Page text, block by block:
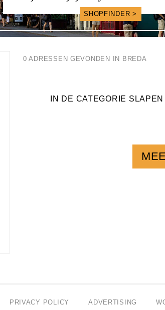
SHOPFINDER >
0 ADRESSEN GEVONDEN IN BREDA
IN DE CATEGORIE
PRIVACY POLICY ADVERTISING